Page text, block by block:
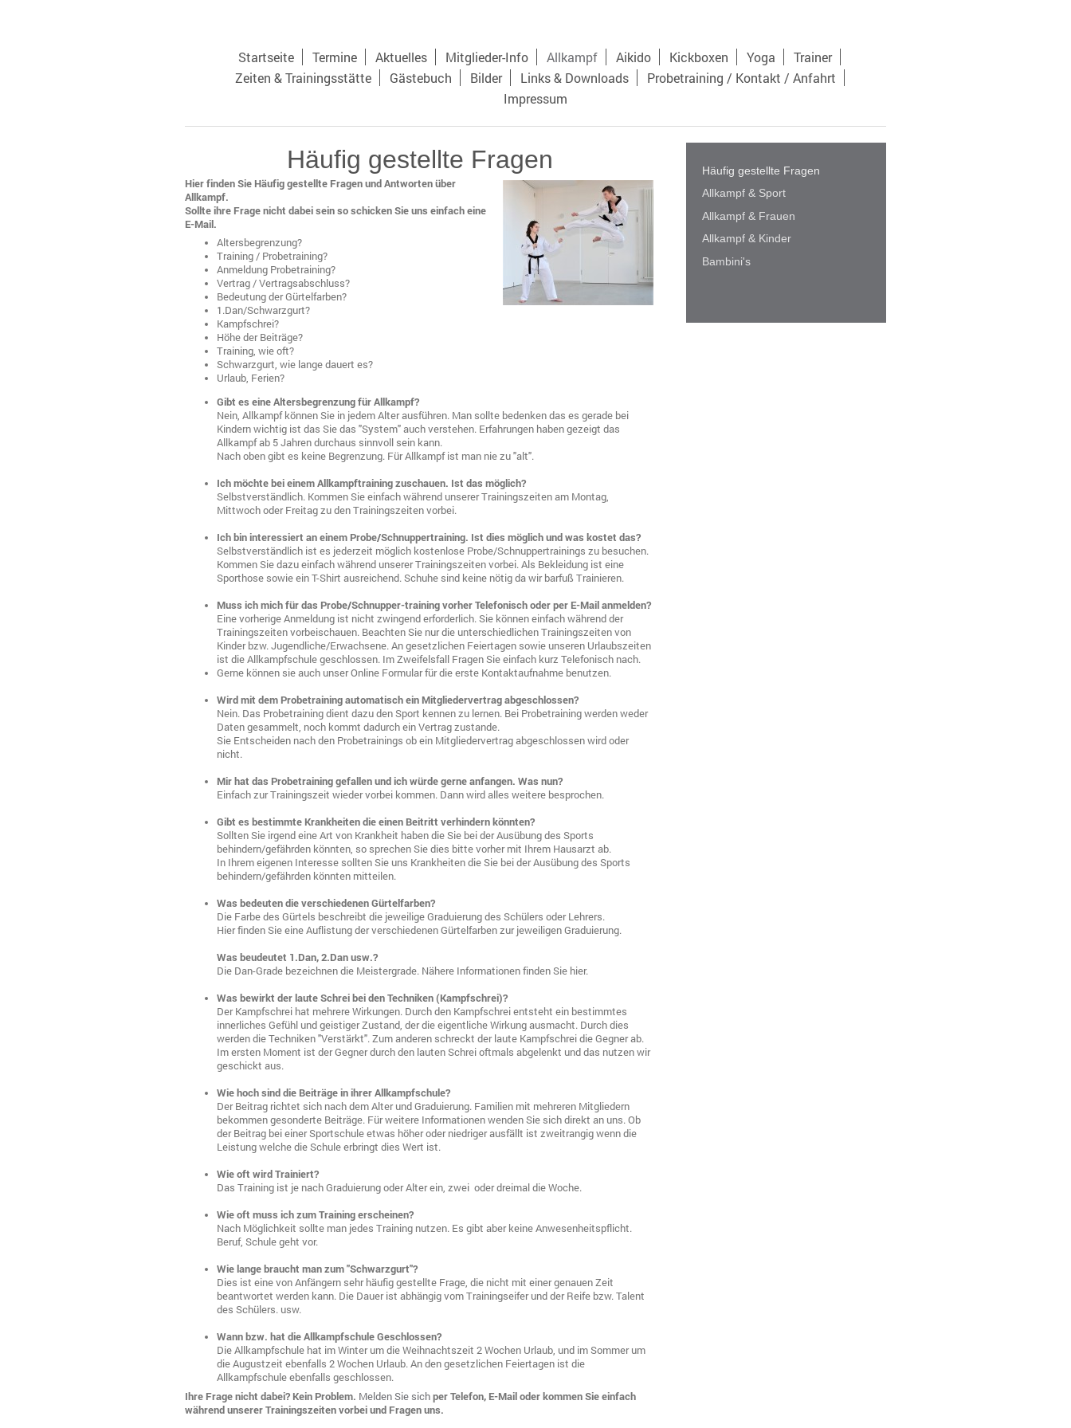
Startseite Termine Aktuelles Mitglieder-Info Allkampf Aikido Kickboxen Yoga
Trainer
Zeiten & Trainingsstätte
Gästebuch Bilder Links & Downloads
Probetraining / Kontakt / Anfahrt
Impressum
Häufig gestellte Fragen
Hier finden Sie Häufig gestellte Fragen und Antworten über
Allkampf.
Sollte ihre Frage nicht dabei sein so schicken Sie uns einfach eine
E-Mail.
Altersbegrenzung?
Training / Probetraining?
Anmeldung Probetraining?
Vertrag / Vertragsabschluss?
Bedeutung der Gürtelfarben?
1.Dan/Schwarzgurt?
Kampfschrei?
Höhe der Beiträge?
Training, wie oft?
Schwarzgurt, wie lange dauert es?
Urlaub, Ferien?
Gibt es eine Altersbegrenzung für Allkampf?
Nein, Allkampf können Sie in jedem Alter ausführen. Man sollte bedenken das es gerade bei
Kindern wichtig ist das Sie das "System" auch verstehen. Erfahrungen haben gezeigt das
Allkampf ab 5 Jahren durchaus sinnvoll sein kann.
Nach oben gibt es keine Begrenzung. Für Allkampf ist man nie zu "alt".
Ich möchte bei einem Allkampftraining zuschauen. Ist das möglich?
Selbstverständlich. Kommen Sie einfach während unserer Trainingszeiten am Montag,
Mittwoch oder Freitag zu den Trainingszeiten vorbei.
Ich bin interessiert an einem Probe/Schnuppertraining. Ist dies möglich und was kostet das?
Selbstverständlich ist es jederzeit möglich kostenlose Probe/Schnuppertrainings zu besuchen.
Kommen Sie dazu einfach während unserer Trainingszeiten vorbei. Als Bekleidung ist eine
Sporthose sowie ein T-Shirt ausreichend. Schuhe sind keine nötig da wir barfuß Trainieren.
Muss ich mich für das Probe/Schnupper-training vorher Telefonisch oder per E-Mail anmelden?
Eine vorherige Anmeldung ist nicht zwingend erforderlich. Sie können einfach während der
Trainingszeiten vorbeischauen. Beachten Sie nur die unterschiedlichen Trainingszeiten von
Kinder bzw. Jugendliche/Erwachsene. An gesetzlichen Feiertagen sowie unseren Urlaubszeiten
ist die Allkampfschule geschlossen. Im Zweifelsfall Fragen Sie einfach kurz Telefonisch nach.
Gerne können sie auch unser Online Formular für die erste Kontaktaufnahme benutzen.
Wird mit dem Probetraining automatisch ein Mitgliedervertrag abgeschlossen?
Nein. Das Probetraining dient dazu den Sport kennen zu lernen. Bei Probetraining werden weder
Daten gesammelt, noch kommt dadurch ein Vertrag zustande.
Sie Entscheiden nach den Probetrainings ob ein Mitgliedervertrag abgeschlossen wird oder
nicht.
Mir hat das Probetraining gefallen und ich würde gerne anfangen. Was nun?
Einfach zur Trainingszeit wieder vorbei kommen. Dann wird alles weitere besprochen.
Gibt es bestimmte Krankheiten die einen Beitritt verhindern könnten?
Sollten Sie irgend eine Art von Krankheit haben die Sie bei der Ausübung des Sports
behindern/gefährden könnten, so sprechen Sie dies bitte vorher mit Ihrem Hausarzt ab.
In Ihrem eigenen Interesse sollten Sie uns Krankheiten die Sie bei der Ausübung des Sports
behindern/gefährden könnten mitteilen.
Was bedeuten die verschiedenen Gürtelfarben?
Die Farbe des Gürtels beschreibt die jeweilige Graduierung des Schülers oder Lehrers.
Hier finden Sie eine Auflistung der verschiedenen Gürtelfarben zur jeweiligen Graduierung.
Was beudeutet 1.Dan, 2.Dan usw.?
Die Dan-Grade bezeichnen die Meistergrade. Nähere Informationen finden Sie hier.
Was bewirkt der laute Schrei bei den Techniken (Kampfschrei)?
Der Kampfschrei hat mehrere Wirkungen. Durch den Kampfschrei entsteht ein bestimmtes
innerliches Gefühl und geistiger Zustand, der die eigentliche Wirkung ausmacht. Durch dies
werden die Techniken "Verstärkt". Zum anderen schreckt der laute Kampfschrei die Gegner ab.
Im ersten Moment ist der Gegner durch den lauten Schrei oftmals abgelenkt und das nutzen wir
geschickt aus.
Wie hoch sind die Beiträge in ihrer Allkampfschule?
Der Beitrag richtet sich nach dem Alter und Graduierung. Familien mit mehreren Mitgliedern
bekommen gesonderte Beiträge. Für weitere Informationen wenden Sie sich direkt an uns. Ob
der Beitrag bei einer Sportschule etwas höher oder niedriger ausfällt ist zweitrangig wenn die
Leistung welche die Schule erbringt dies Wert ist.
Wie oft wird Trainiert?
Das Training ist je nach Graduierung oder Alter ein, zwei oder dreimal die Woche.
Wie oft muss ich zum Training erscheinen?
Nach Möglichkeit sollte man jedes Training nutzen. Es gibt aber keine Anwesenheitspflicht.
Beruf, Schule geht vor.
Wie lange braucht man zum "Schwarzgurt"?
Dies ist eine von Anfängern sehr häufig gestellte Frage, die nicht mit einer genauen Zeit
beantwortet werden kann. Die Dauer ist abhängig vom Trainingseifer und der Reife bzw. Talent
des Schülers. usw.
Wann bzw. hat die Allkampfschule Geschlossen?
Die Allkampfschule hat im Winter um die Weihnachtszeit 2 Wochen Urlaub, und im Sommer um
die Augustzeit ebenfalls 2 Wochen Urlaub. An den gesetzlichen Feiertagen ist die
Allkampfschule ebenfalls geschlossen.
Ihre Frage nicht dabei? Kein Problem. Melden Sie sichper Telefon, E-Mail oder kommen Sie einfach
während unserer Trainingszeiten vorbei und Fragen uns.
Häufig gestellte Fragen
Allkampf & Sport
Allkampf & Frauen
Allkampf & Kinder
Bambini's